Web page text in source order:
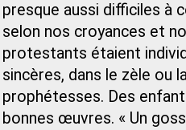
presque aussi difficiles à
selon nos croyances et
protestants étaient
sincères, dans le zèle ou
prophétesses. Des
bonnes œuvres. « Un